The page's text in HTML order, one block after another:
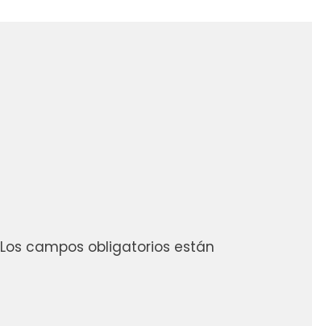
Los campos obligatorios están